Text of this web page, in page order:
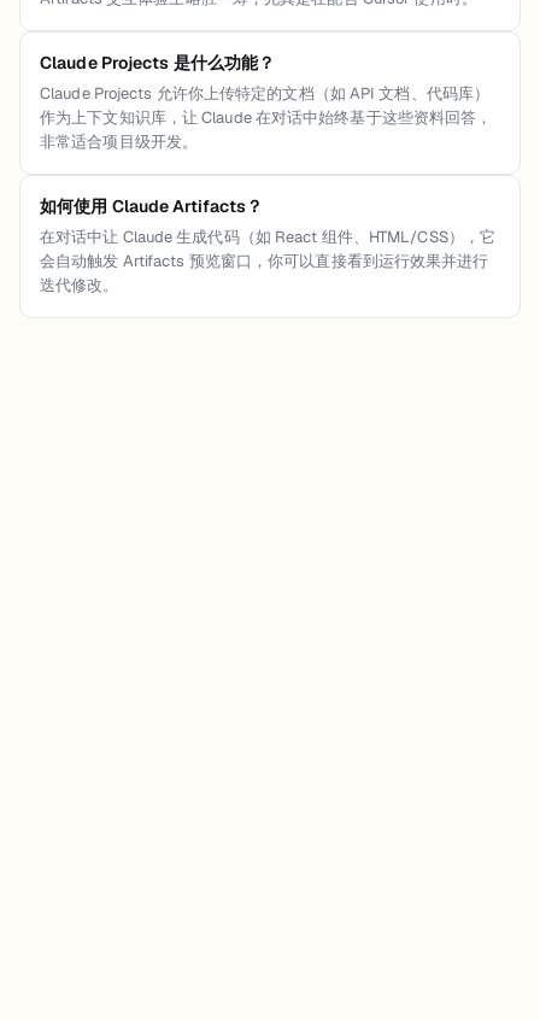
Claude Projects 是什么功能？
Claude Projects 允许你上传特定的文档（如 API 文档、代码库）
作为上下文知识库，让 Claude 在对话中始终基于这些资料回答，
非常适合项目级开发。
如何使用 Claude Artifacts？
在对话中让 Claude 生成代码（如 React 组件、HTML/CSS），它
会自动触发 Artifacts 预览窗口，你可以直接看到运行效果并进行
迭代修改。